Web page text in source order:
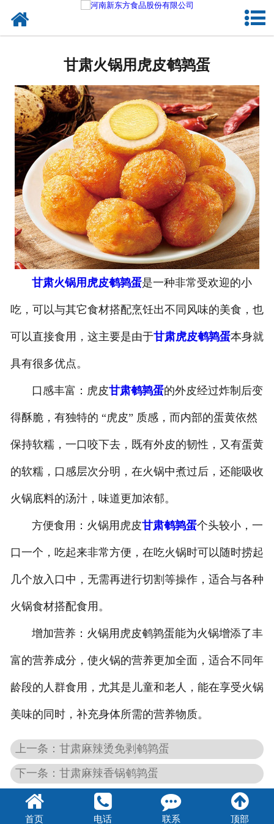
甘肃熟食品
甘肃调味品
甘肃鸡蛋壳粉
甘肃新东方食品
甘肃食品代加工
甘肃精忠报国八大锤典故版
- 甘肃茶香味卤蛋
甘肃火锅用虎皮鹌鹑蛋
甘肃火锅用虎皮鹌鹑蛋是一种非常受欢迎的小
吃，可以与其它食材搭配烹饪出不同风味的美食，也
可以直接食用，这主要是由于甘肃虎皮鹌鹑蛋本身就
具有很多优点。
口感丰富：虎皮甘肃鹌鹑蛋的外皮经过炸制后变
得酥脆，有独特的 “虎皮” 质感，而内部的蛋黄依然
保持软糯，一口咬下去，既有外皮的韧性，又有蛋黄
的软糯，口感层次分明，在火锅中煮过后，还能吸收
火锅底料的汤汁，味道更加浓郁。
方便食用：火锅用虎皮甘肃鹌鹑蛋个头较小，一
口一个，吃起来非常方便，在吃火锅时可以随时捞起
几个放入口中，无需再进行切割等操作，适合与各种
火锅食材搭配食用。
增加营养：火锅用虎皮鹌鹑蛋能为火锅增添了丰
富的营养成分，使火锅的营养更加全面，适合不同年
龄段的人群食用，尤其是儿童和老人，能在享受火锅
美味的同时，补充身体所需的营养物质。
上一条：甘肃麻辣烫免剥鹌鹑蛋
下一条：甘肃麻辣香锅鹌鹑蛋
首页 电话 联系 顶部